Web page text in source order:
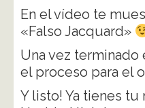
En el vídeo te
«Falso Jacquard»
Una vez
el proceso para el
Y listo! Ya tienes tu